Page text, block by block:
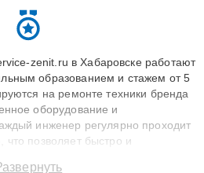
zenit.ru в Хабаровске работают
образованием и стажем от 5
на ремонте техники бренда
оборудование и
инженер регулярно проходит
позволяет быстро и